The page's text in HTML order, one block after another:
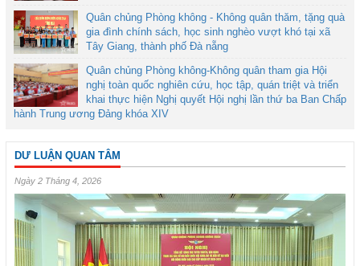
Quân chủng Phòng không - Không quân thăm, tặng quà
gia đình chính sách, học sinh nghèo vượt khó tại xã
Tây Giang, thành phố Đà nẵng
Quân chủng Phòng không-Không quân tham gia Hội
nghị toàn quốc nghiên cứu, học tập, quán triệt và triển
khai thực hiện Nghị quyết Hội nghị lần thứ ba Ban Chấp
hành Trung ương Đảng khóa XIV
DƯ LUẬN QUAN TÂM
Ngày 2 Tháng 4, 2026